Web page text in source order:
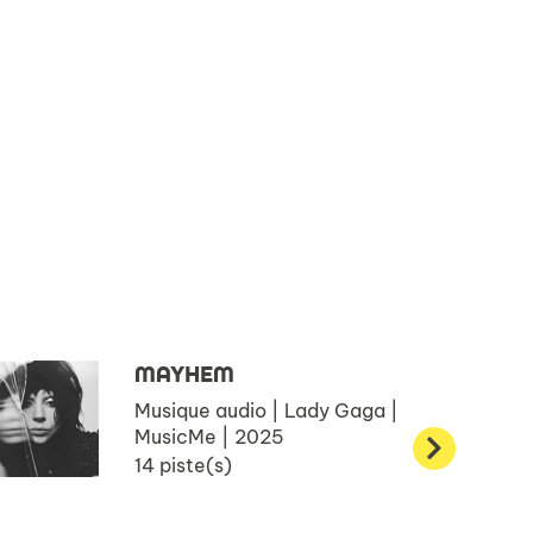
MAYHEM
Musique audio | Lady Gaga |
MusicMe | 2025
14 piste(s)